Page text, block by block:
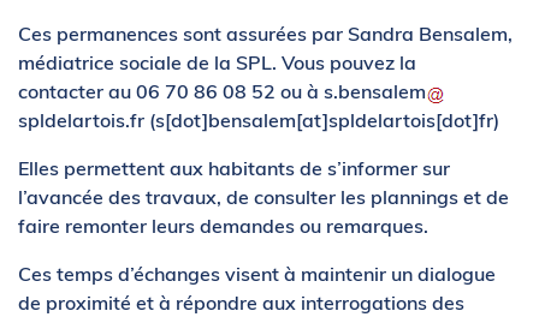
Ces permanences sont assurées par Sandra Bensalem,
médiatrice sociale de la SPL. Vous pouvez la
contacter au 06 70 86 08 52 ou à s.bensalem
spldelartois.fr (s[dot]bensalem[at]spldelartois[dot]fr)
Elles permettent aux habitants de s’informer sur
l’avancée des travaux, de consulter les plannings et de
faire remonter leurs demandes ou remarques.
Ces temps d’échanges visent à maintenir un dialogue
de proximité et à répondre aux interrogations des